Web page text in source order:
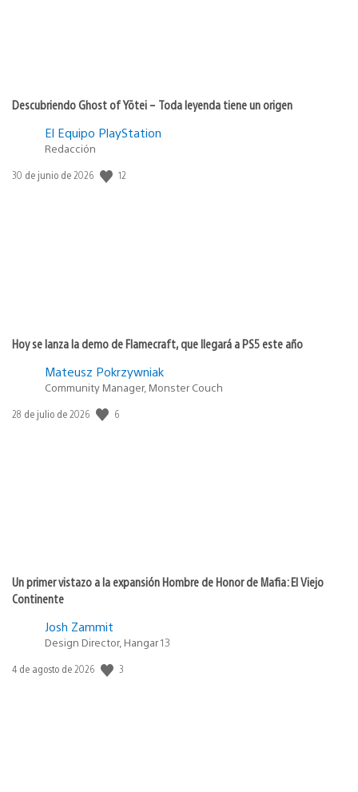
Descubriendo Ghost of Yōtei – Toda leyenda tiene un origen
El Equipo PlayStation
Redacción
Fecha
30 de junio de 2026 12
Hoy se lanza la demo de Flamecraft, que llegará a PS5 este año
Mateusz Pokrzywniak
Community Manager, Monster Couch
Fecha
28 de julio de 2026 6
Un primer vistazo a la expansión Hombre de Honor de Mafia: El Viejo
Continente
Josh Zammit
Design Director, Hangar 13
Fecha
4 de agosto de 2026 3